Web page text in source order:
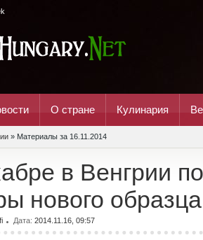
О стране Кулинария
» Материалы за 16.11.2014
в Венгрии
нового образца
Дата: 2014.11.16, 09:57